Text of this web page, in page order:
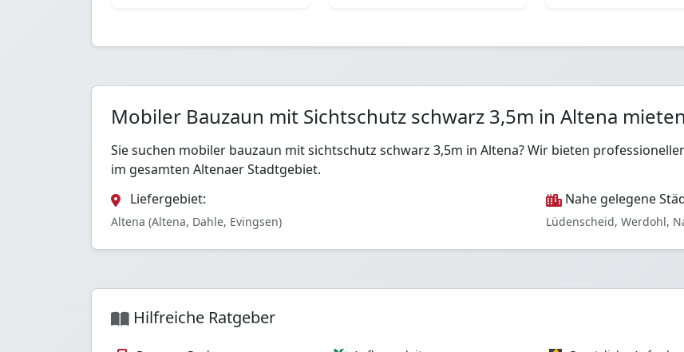
Mobiler Bauzaun mit Sichtschutz schwarz 3,5m in Altena mieten
Sie suchen mobiler bauzaun mit sichtschutz schwarz 3,5m in Altena? Wir bieten
im gesamten Altenaer Stadtgebiet.
Liefergebiet:
Altena (Altena, Dahle, Evingsen)
Nahe gelegene
Lüdenscheid, Werdohl,
Hilfreiche Ratgeber